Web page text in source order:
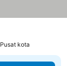
kota